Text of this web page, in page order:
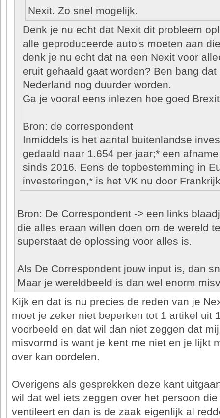
Nexit. Zo snel mogelijk.
Denk je nu echt dat Nexit dit probleem
alle geproduceerde auto's moeten aan
denk je nu echt dat na een Nexit voor
eruit gehaald gaat worden? Ben bang
Nederland nog duurder worden.
Ga je vooral eens inlezen hoe goed
Bron: de correspondent
Inmiddels is het aantal buitenlandse
gedaald naar 1.654 per jaar;* een
sinds 2016. Eens de topbestemming in
investeringen,* is het VK nu door
Bron: De Correspondent -> een links
die alles eraan willen doen om de wereld
superstaat de oplossing voor alles is.
Als De Correspondent jouw input is, dan
Maar je wereldbeeld is dan wel enorm
Kijk en dat is nu precies de reden van je
moet je zeker niet beperken tot 1 artikel uit
voorbeeld en dat wil dan niet zeggen dat
misvormd is want je kent me niet en je lijkt
over kan oordelen.
Overigens als gesprekken deze kant
wil dat wel iets zeggen over het persoon
ventileert en dan is de zaak eigenlijk al